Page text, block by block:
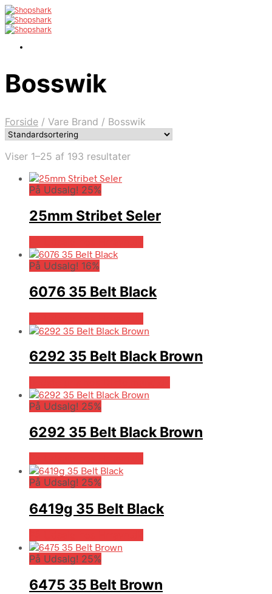
Bosswik
Forside / Vare Brand / Bosswik
Viser 1–25 af 193 resultater
På Udsalg! 25%
25mm Stribet Seler
På Udsalg! 16%
6076 35 Belt Black
6292 35 Belt Black Brown
På Udsalg! 25%
6292 35 Belt Black Brown
På Udsalg! 25%
6419g 35 Belt Black
På Udsalg! 25%
6475 35 Belt Brown